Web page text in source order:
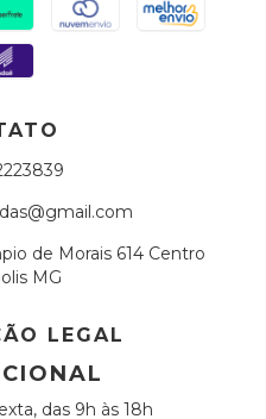
de Morais 614 Centro
MG
LEGAL
das 9h às 18h